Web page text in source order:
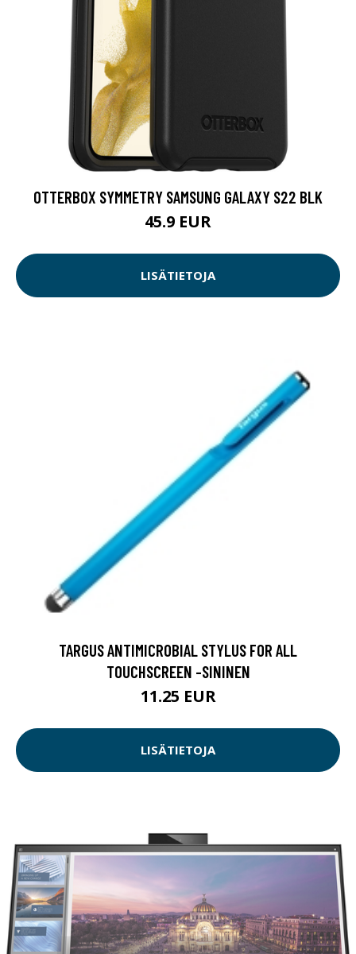
OTTERBOX SYMMETRY SAMSUNG GALAXY S22 BLK
45.9 EUR
LISÄTIETOJA
TARGUS ANTIMICROBIAL STYLUS FOR ALL
TOUCHSCREEN -SININEN
11.25 EUR
LISÄTIETOJA